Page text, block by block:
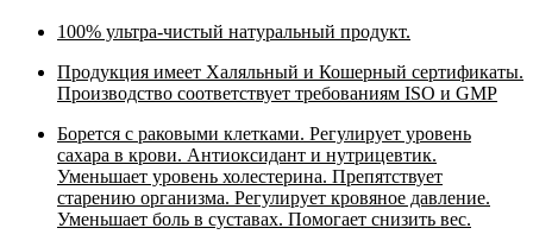
100% ультра-чистый натуральный продукт.
Продукция имеет Халяльный и Кошерный сертификаты.
Производство соответствует требованиям ISO и GMP
Борется с раковыми клетками. Регулирует уровень
сахара в крови. Антиоксидант и нутрицевтик.
Уменьшает уровень холестерина. Препятствует
старению организма. Регулирует кровяное давление.
Уменьшает боль в суставах. Помогает снизить вес.